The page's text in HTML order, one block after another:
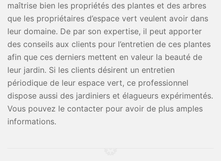
maîtrise bien les propriétés des plantes et des arbres
que les propriétaires d’espace vert veulent avoir dans
leur domaine. De par son expertise, il peut apporter
des conseils aux clients pour l’entretien de ces plantes
afin que ces derniers mettent en valeur la beauté de
leur jardin. Si les clients désirent un entretien
périodique de leur espace vert, ce professionnel
dispose aussi des jardiniers et élagueurs expérimentés.
Vous pouvez le contacter pour avoir de plus amples
informations.